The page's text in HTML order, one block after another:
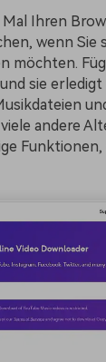
Ihren
wenn Sie
möchten.
sie erledigt
andere
Funktionen,